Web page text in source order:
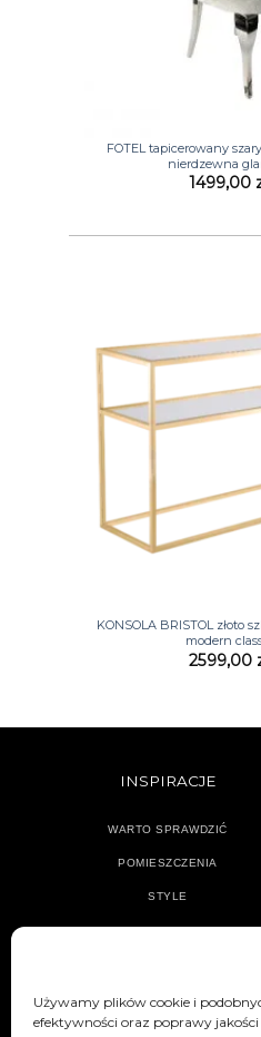
Używamy plików cookie i
efektywności oraz poprawy jakości
FOTEL tapicerowany
nierdzewna
1499,00
KONSOLA BRISTOL złoto
modern
2599,00
INSPIRACJE
WARTO SPRAWDZIĆ
POMIESZCZENIA
STYLE